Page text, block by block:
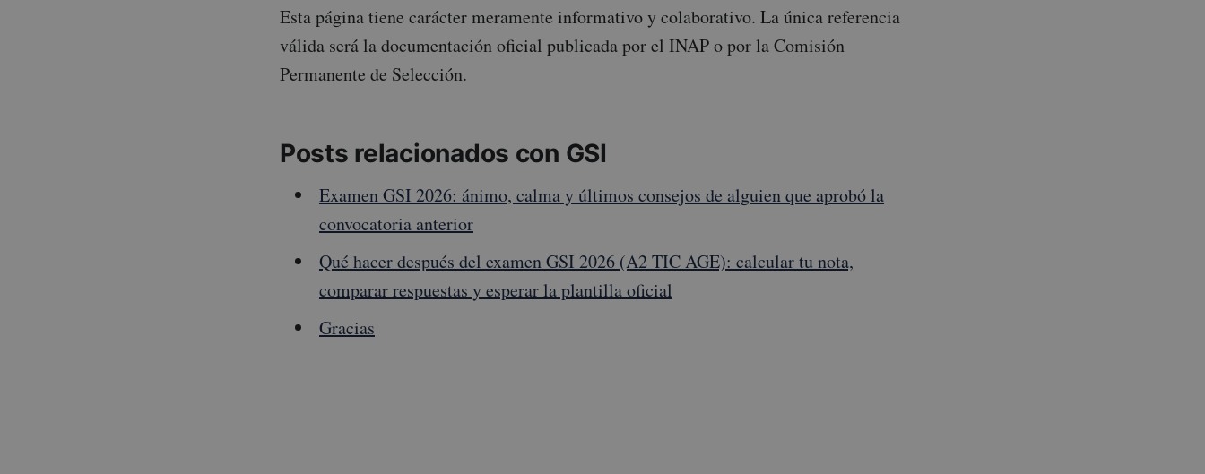
Esta página tiene carácter meramente informativo y colaborativo. La única referencia
válida será la documentación oficial publicada por el INAP o por la Comisión
Permanente de Selección.
Posts relacionados con GSI
Examen GSI 2026: ánimo, calma y últimos consejos de alguien que aprobó la
convocatoria anterior
Qué hacer después del examen GSI 2026 (A2 TIC AGE): calcular tu nota,
comparar respuestas y esperar la plantilla oficial
Gracias